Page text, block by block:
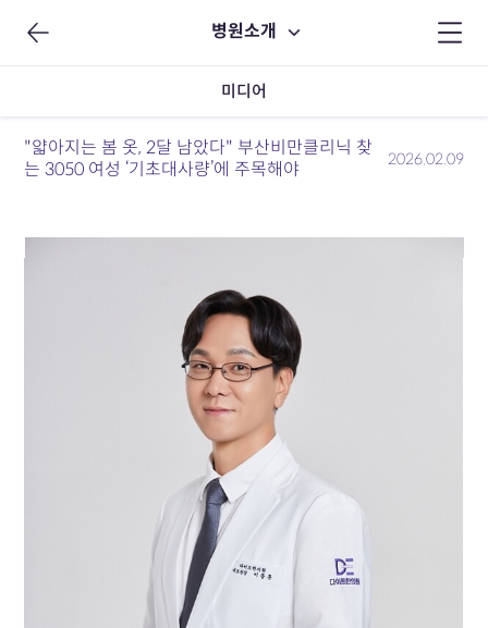
병원소개
미디어
"얇아지는 봄 옷, 2달 남았다" 부산비만클리닉 찾
는 3050 여성 ‘기초대사량’에 주목해야
2026.02.09